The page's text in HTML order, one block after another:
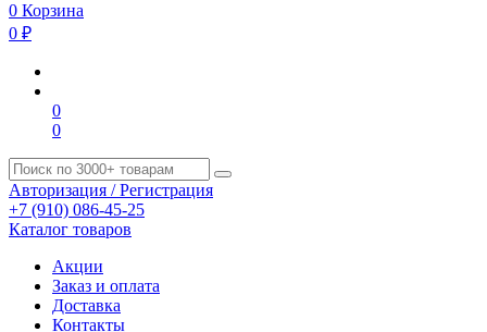
0 Корзина
0 ₽
0
0
Авторизация / Регистрация
+7 (910) 086-45-25
Каталог товаров
Акции
Заказ и оплата
Доставка
Контакты